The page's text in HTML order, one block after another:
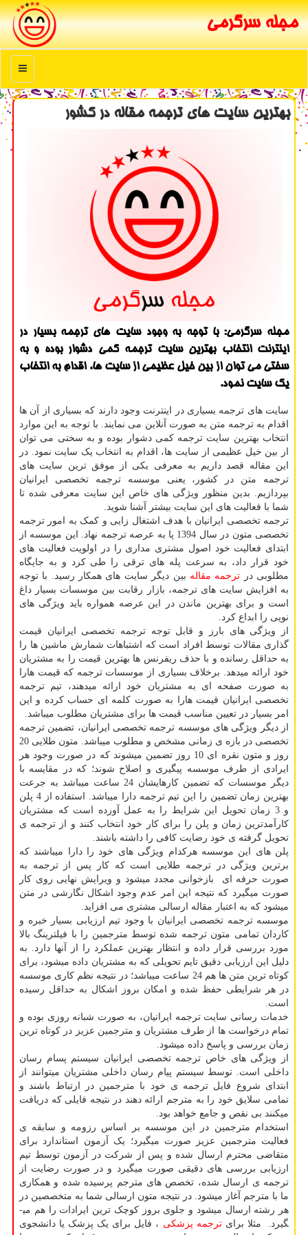
مجله سرگرمی
منو
بهترین سایت های ترجمه مقاله در كشور
مجله سرگرمی: با توجه به وجود سایت های ترجمه بسیار در
اینترنت انتخاب بهترین سایت ترجمه كمی دشوار بوده و به
سختی می توان از بین خیل عظیمی از سایت ها، اقدام به انتخاب
یك سایت نمود.
سایت های ترجمه بسیاری در اینترنت وجود دارند که بسیاری از آن ها
اقدام به ترجمه متن به صورت آنلاین می نمایند. با توجه به این موارد
انتخاب بهترین سایت ترجمه کمی دشوار بوده و به سختی می توان
از بین خیل عظیمی از سایت ها، اقدام به انتخاب یک سایت نمود. در
این مقاله قصد داریم به معرفی یکی از موفق ترین سایت های
ترجمه متن در کشور، یعنی موسسه ترجمه تخصصی ایرانیان
بپردازیم. بدین منظور ویژگی های خاص این سایت معرفی شده تا
شما با فعالیت های این سایت بیشتر آشنا شوید.
ترجمه تخصصی ایرانیان با هدف اشتغال زایی و کمک به امور ترجمه
تخصصی متون در سال 1394 پا به عرصه ترجمه نهاد. این موسسه از
ابتدا­ی فعالیت خود اصول مشتری مداری را در اولویت فعالیت های
خود قرار داد، به سرعت پله های ترقی را طی کرد و به جایگاه
مطلوبی در ترجمه مقاله بین دیگر سایت های همکار رسید. با توجه
به افزایش سایت های ترجمه، بازار رقابت بین موسسات بسیار داغ
است و برای بهترین ماندن در این عرصه همواره باید ویژگی های
نویی را ابداع کرد.
از ویژگی های بارز و قابل توجه ترجمه تخصصی ایرانیان قیمت
گذاری مقالات توسط افراد است که اشتباهات شمارش ماشین ها را
به حداقل رسانده و با حذف ریفرنس ها بهترین قیمت را به مشتریان
خود ارائه می­دهد. برخلاف بسیاری از موسسات ترجمه که قیمت هارا
به صورت صفحه ای به مشتریان خود ارائه می­دهند، تیم ترجمه
تخصصی ایرانیان قیمت هارا به صورت کلمه ای حساب کرده و این
امر بسیار در تعیین مناسب قیمت ها برای مشتریان مطلوب می­باشد.
از دیگر ویژگی های موسسه ترجمه تخصصی ایرانیان، تضمین ترجمه
تخصصی در بازه ی زمانی مشخص و مطلوب می­باشد. متون طلایی 20
روز و متون نقره ای 10 روز تضمین می­شوند که در صورت وجود هر
ایرادی از طرف موسسه پیگیری و اصلاح شوند؛ که در مقایسه با
دیگر موسسات که تضمین کارهایشان 24 ساعت می­باشد به جرعت
بهترین زمان تضمین را این تیم ترجمه دارا می­باشد. استفاده از 4 پلن
و 3 زمان تحویل این شرایط را به عمل آورده است که مشتریان
کارآمدترین زمان و پلن را برای کار خود انتخاب کنند و از ترجمه ی
تحویل گرفته ی خود رضایت کافی را داشته باشند.
پلن های این موسسه هرکدام ویژگی های خود را دارا می­باشند که
برترین ویژگی در ترجمه طلایی است که کار پس از ترجمه به
صورت حرفه ای بازخوانی مجدد می­شود و ویرایش نهایی روی کار
صورت می­گیرد که نتیجه این امر عدم وجود اشکال نگارشی در متن
می­شود که به اعتبار مقاله ارسالی مشتری می افزاید.
موسسه ترجمه تخصصی ایرانیان با وجود تیم ارزیابی بسیار خبره و
کاردان تمامی متون ترجمه شده توسط مترجمین را با فیلترینگ بالا
مورد بررسی قرار داده و انتظار بهترین عملکرد را از آن­ها دارد. به
دلیل این ارزیابی دقیق تایم تحویلی که به مشتریان داده می­شود، برای
کوتاه ترین متن ها هم 24 ساعت می­باشد؛ در نتیجه نظم کاری موسسه
در هر شرایطی حفظ شده و امکان بروز اشکال به حداقل رسیده
است.
خدمات رسانی سایت ترجمه ایرانیان، به صورت شبانه روزی بوده و
تمام درخواست ها از طرف مشتریان و مترجمین عزیز در کوتاه ترین
زمان بررسی و پاسخ داده می­شود.
از ویژگی های خاص ترجمه تخصصی ایرانیان سیستم پسام رسان
داخلی است. توسط سیستم پیام رسان داخلی مشتریان می­توانند از
ابتدای شروع فایل ترجمه ی خود با مترجمین در ارتباط باشند و
تمامی سلایق خود را به مترجم ارائه دهند در نتیجه فایلی که دریافت
می­کنند بی نقص و جامع خواهد بود.
استخدام مترجمین در این موسسه بر اساس رزومه و سابقه ی
فعالیت مترجمین عزیز صورت میگیرد؛ یک آزمون استاندارد برای
متقاضی محترم ارسال شده و پس از شرکت در آزمون توسط تیم
ارزیابی بررسی های دقیقی صورت میگیرد و در صورت رضایت از
ترجمه ی ارسال شده، تخصص های مترجم پرسیده شده و همکاری
ما با مترجم آغاز می­شود. در نتیجه متون ارسالی شما به متخصصین در
هر رشته ارسال می­شود و جلوی بروز کوچک ترین ایرادات را هم می­
گیرد. مثلا برایترجمه پزشکی ، فایل برای یک پزشک یا دانشجوی